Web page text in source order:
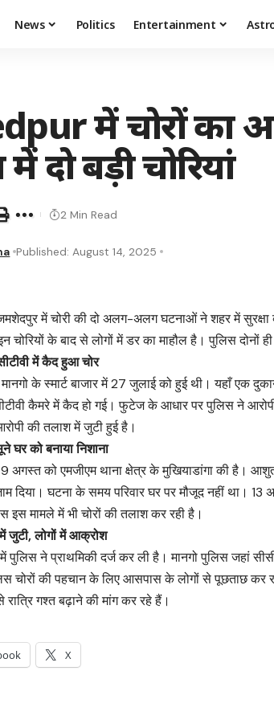
News Politics Entertainment
में चोरों का
दो बड़ी चोरियां
Published: August 14, 2025
2 Min Read
में चोरी की दो अलग-अलग घटनाओं ने शहर में सुरक्षा
चोरियों के बाद से लोगों में डर का माहौल है। पुलिस दोनों
में कैद हुआ चोर
के स्मार्ट बाजार में 27 जुलाई को हुई थी। यहाँ एक
कैमरे में कैद हो गई। फुटेज के आधार पर पुलिस ने
की तलाश में जुटी हुई है।
घर को बनाया निशाना
अगस्त को एमजीएम थाना क्षेत्र के मुखियाडांगा की है।
दिया। घटना के समय परिवार घर पर मौजूद नहीं था।
इस मामले में भी चोरों की तलाश कर रही है।
जुटी, लोगों में आक्रोश
में पुलिस ने प्राथमिकी दर्ज कर ली है। मानगो पुलिस जहां
चोरों की पहचान के लिए आसपास के लोगों से पूछताछ कर
गश्त बढ़ाने की मांग कर रहे हैं।
X